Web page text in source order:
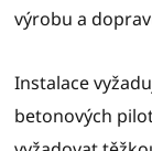
výrobu a
Instalace
betonových